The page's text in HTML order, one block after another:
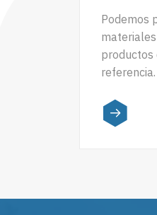
Podemos
productos
referencia.